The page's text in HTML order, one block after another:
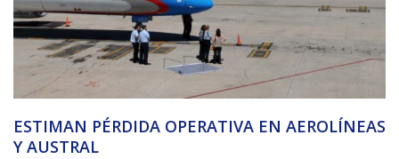
ESTIMAN PÉRDIDA OPERATIVA EN AEROLÍNEAS
Y AUSTRAL